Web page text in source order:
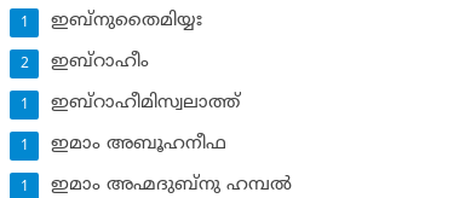
ഇബ്‌നുതൈമിയ്യഃ
1
ഇബ്‌റാഹീം
2
ഇബ്‌റാഹീമിസ്വലാത്ത്
1
ഇമാം അബൂഹനീഫ
1
ഇമാം അഹ്മദുബ്‌നു ഹമ്പല്‍
1